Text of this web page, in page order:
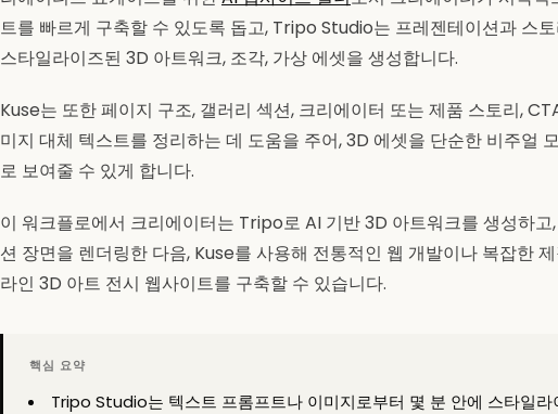
트를 빠르게 구축할 수 있도록 돕고, Tripo Studio는 프레젠테이션과 스
스타일라이즈된 3D 아트워크, 조각, 가상 에셋을 생성합니다.
Kuse는 또한 페이지 구조, 갤러리 섹션, 크리에이터 또는 제품 스토리,
미지 대체 텍스트를 정리하는 데 도움을 주어, 3D 에셋을 단순한 비주얼
로 보여줄 수 있게 합니다.
이 워크플로에서 크리에이터는 Tripo로 AI 기반 3D 아트워크를 생성하
션 장면을 렌더링한 다음, Kuse를 사용해 전통적인 웹 개발이나 복잡한
라인 3D 아트 전시 웹사이트를 구축할 수 있습니다.
핵심 요약
Tripo Studio는 텍스트 프롬프트나 이미지로부터 몇 분 안에 스타일라